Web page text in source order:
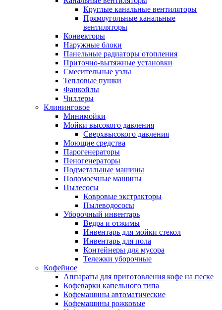
Круглые канальные вентиляторы
Прямоугольные канальные
вентиляторы
Конвекторы
Наружные блоки
Панельные радиаторы отопления
Приточно-вытяжные установки
Смесительные узлы
Тепловые пушки
Фанкойлы
Чиллеры
Клининговое
Минимойки
Мойки высокого давления
Сверхвысокого давления
Моющие средства
Парогенераторы
Пеногенераторы
Подметальные машины
Поломоечные машины
Пылесосы
Ковровые экстракторы
Пылеводососы
Уборочный инвентарь
Ведра и отжимы
Инвентарь для мойки стекол
Инвентарь для пола
Контейнеры для мусора
Тележки уборочные
Кофейное
Аппараты для приготовления кофе на песке
Кофеварки капельного типа
Кофемашины автоматические
Кофемашины рожковые